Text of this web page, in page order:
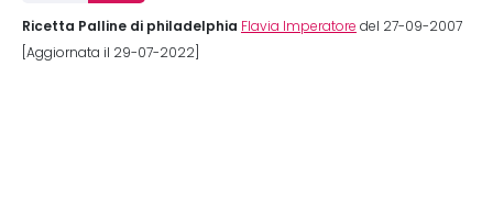
Ricetta Palline di philadelphia Flavia Imperatore del 27-09-2007
[Aggiornata il 29-07-2022]